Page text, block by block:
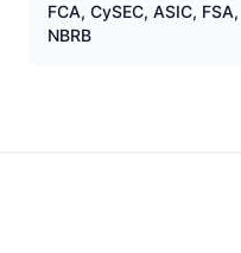
FCA, CySEC, ASIC, FSA,
NBRB